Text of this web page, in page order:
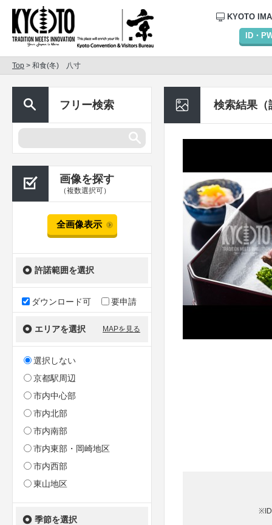
KYOTO
ID・
Top > 和食(冬) 八寸
フリー検索
画像を探す
（複数選択可）
全画像表示
許諾範囲を選択
ダウンロード可 要申請
エリアを選択 MAPを見る
選択しない
京都駅周辺
市内中心部
市内北部
市内南部
市内東部・岡崎地区
市内西部
東山地区
季節を選択
検索結果（
※ID